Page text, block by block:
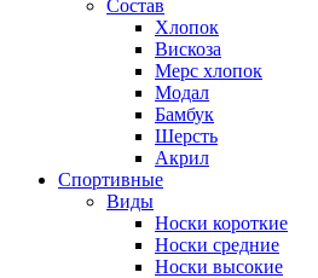
Состав
Хлопок
Вискоза
Мерс хлопок
Модал
Бамбук
Шерсть
Акрил
Спортивные
Виды
Носки короткие
Носки средние
Носки высокие